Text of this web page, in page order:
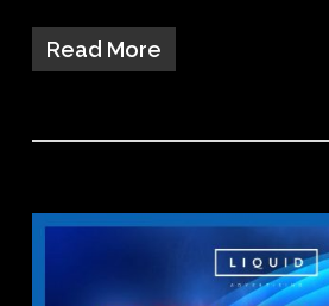
Read More